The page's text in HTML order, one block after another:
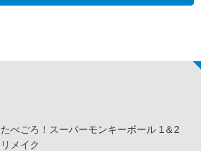
たべごろ！スーパーモンキーボール 1＆2
リメイク